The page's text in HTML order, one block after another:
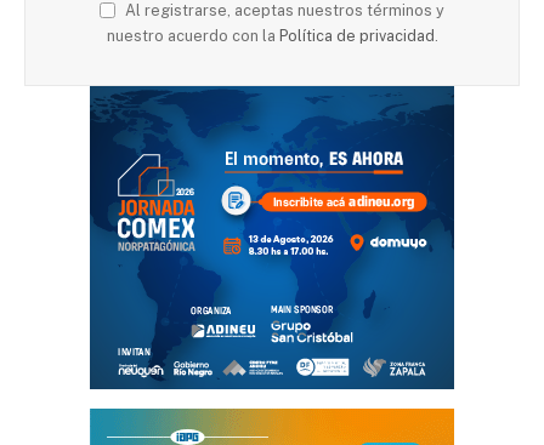
Al registrarse, aceptas nuestros términos y
nuestro acuerdo con la Política de privacidad .